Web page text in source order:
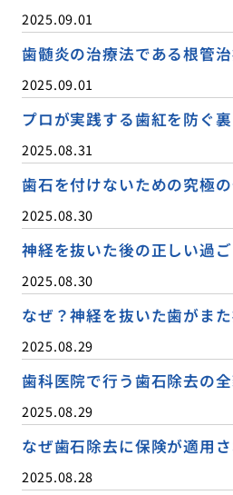
2025.09.01
歯髄炎の治療法である根管
2025.09.01
プロが実践する歯紅を防ぐ
2025.08.31
歯石を付けないための究極
2025.08.30
神経を抜いた後の正しい過
2025.08.30
なぜ？神経を抜いた歯がま
2025.08.29
歯科医院で行う歯石除去の
2025.08.29
なぜ歯石除去に保険が適用
2025.08.28